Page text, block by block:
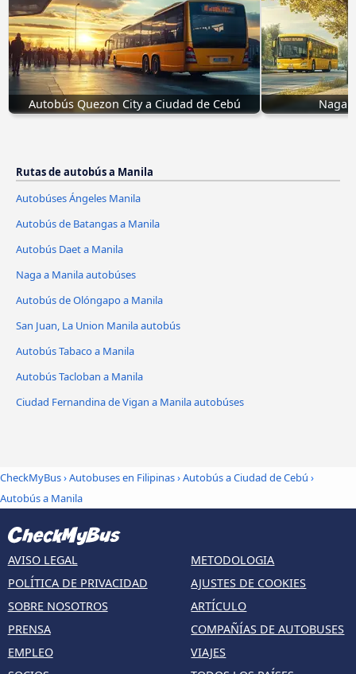
Autobús Quezon City a Ciudad de Cebú Naga
Rutas de autobús a Manila
Autobúses Ángeles Manila
Autobús de Batangas a Manila
Autobús Daet a Manila
Naga a Manila autobúses
Autobús de Olóngapo a Manila
San Juan, La Union Manila autobús
Autobús Tabaco a Manila
Autobús Tacloban a Manila
Ciudad Fernandina de Vigan a Manila autobúses
CheckMyBus›Autobuses en Filipinas›Autobús a Ciudad de Cebú ›
Autobús a Manila
AVISO LEGAL
POLÍTICA DE PRIVACIDAD
SOBRE NOSOTROS
PRENSA
EMPLEO
METODOLOGIA
AJUSTES DE COOKIES
ARTÍCULO
COMPAÑÍAS DE AUTOBUSES
VIAJES